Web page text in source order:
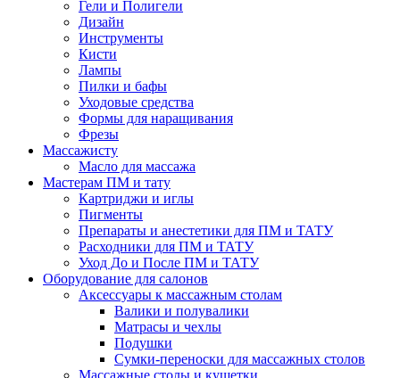
Гели и Полигели
Дизайн
Инструменты
Кисти
Лампы
Пилки и бафы
Уходовые средства
Формы для наращивания
Фрезы
Массажисту
Масло для массажа
Мастерам ПМ и тату
Картриджи и иглы
Пигменты
Препараты и анестетики для ПМ и ТАТУ
Расходники для ПМ и ТАТУ
Уход До и После ПМ и ТАТУ
Оборудование для салонов
Аксессуары к массажным столам
Валики и полувалики
Матрасы и чехлы
Подушки
Сумки-переноски для массажных столов
Массажные столы и кушетки